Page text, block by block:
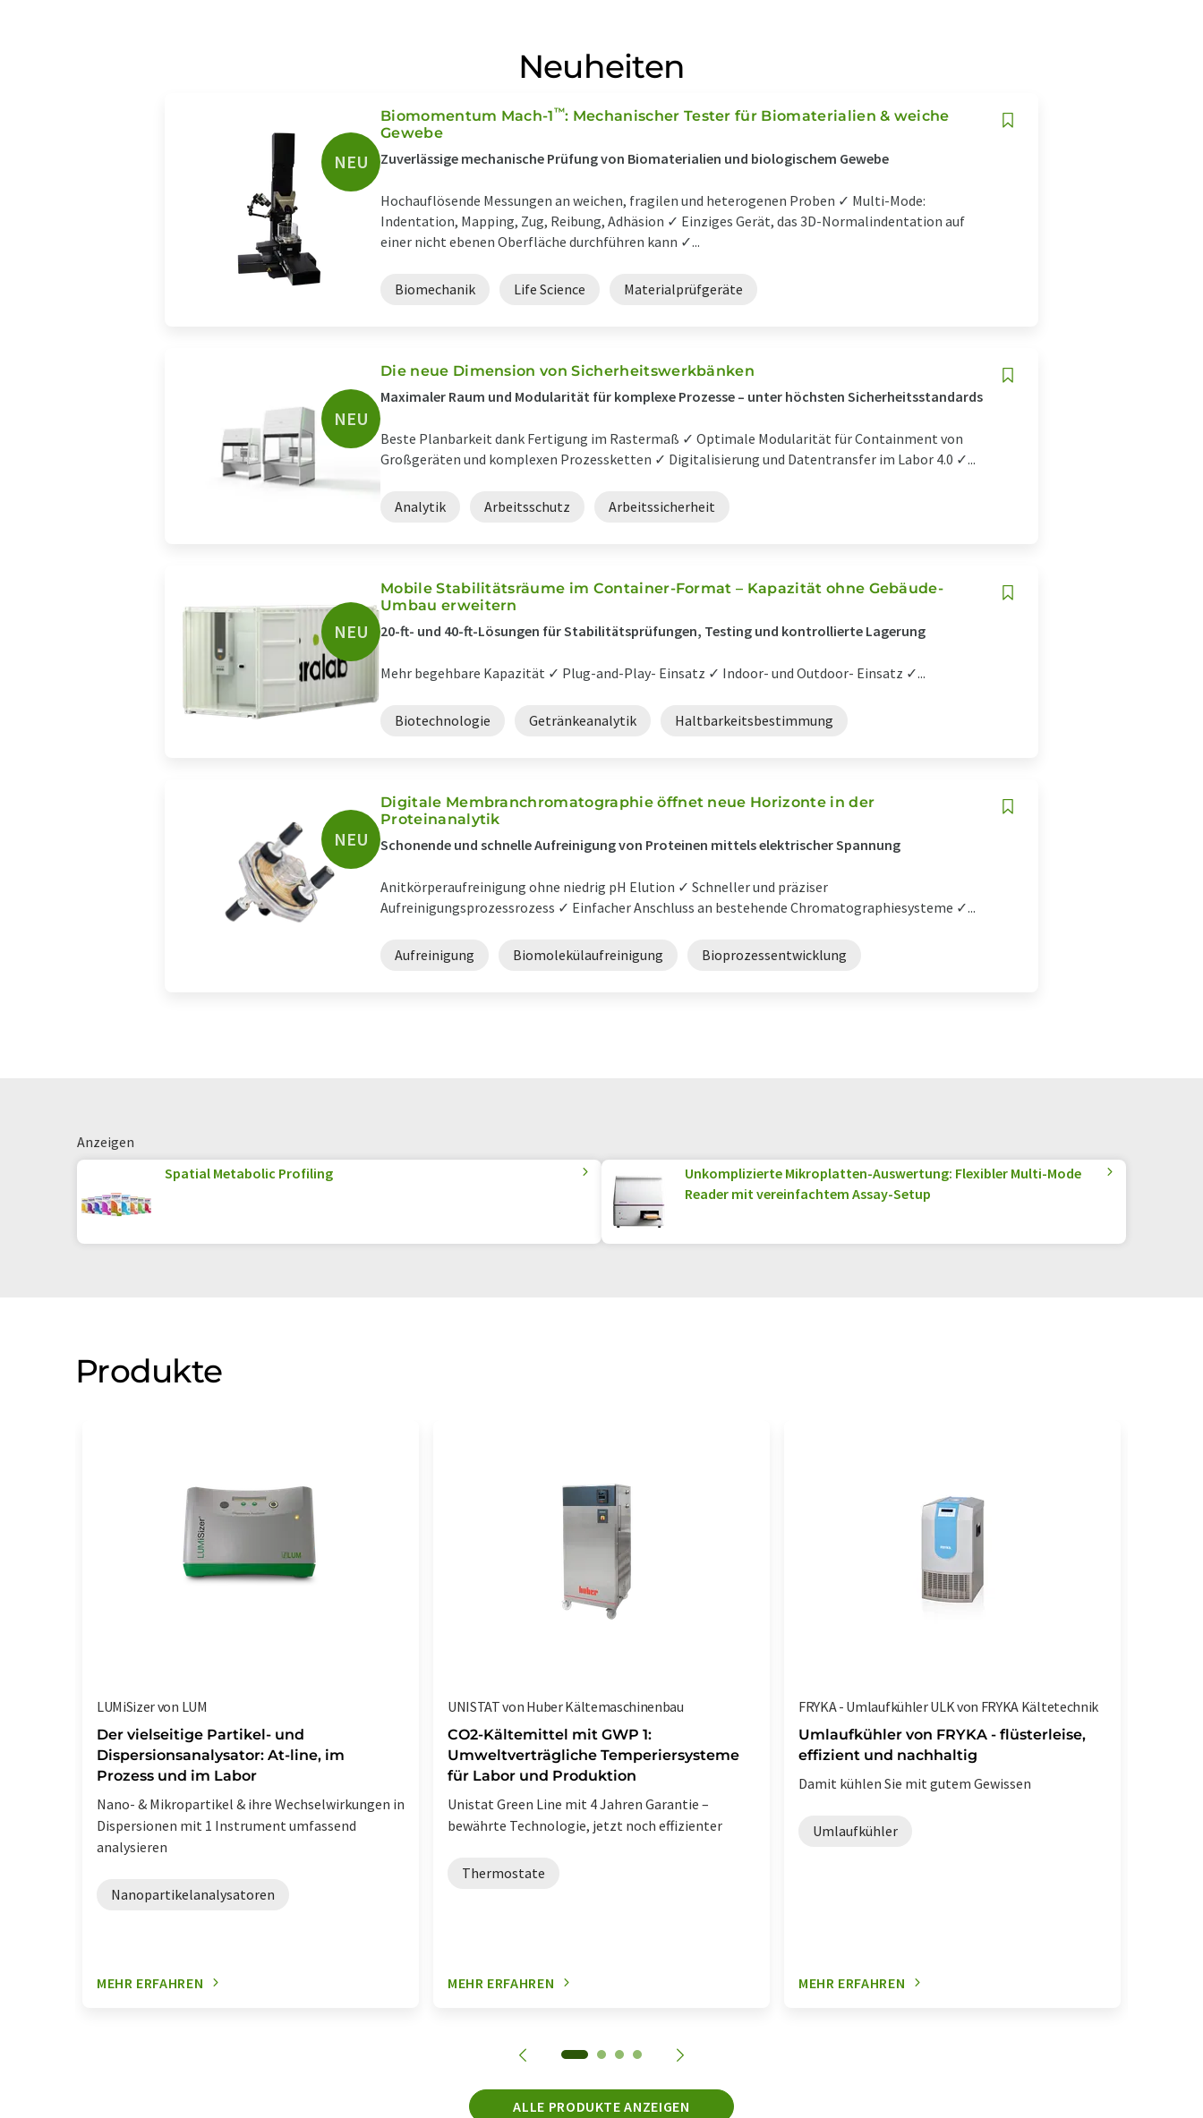
Neuheiten
NEU
Biomomentum Mach-1™: Mechanischer Tester für Biomaterialien & weiche
Gewebe
Zuverlässige mechanische Prüfung von Biomaterialien und biologischem Gewebe
Hochauflösende Messungen an weichen, fragilen und heterogenen Proben ✓ Multi-Mode:
Indentation, Mapping, Zug, Reibung, Adhäsion ✓ Einziges Gerät, das 3D-Normalindentation auf
einer nicht ebenen Oberfläche durchführen kann ✓...
Biomechanik Life Science Materialprüfgeräte
NEU
Die neue Dimension von Sicherheitswerkbänken
Maximaler Raum und Modularität für komplexe Prozesse – unter höchsten Sicherheitsstandards
Beste Planbarkeit dank Fertigung im Rastermaß ✓ Optimale Modularität für Containment von
Großgeräten und komplexen Prozessketten ✓ Digitalisierung und Datentransfer im Labor 4.0 ✓...
Analytik Arbeitsschutz Arbeitssicherheit
NEU
Mobile Stabilitätsräume im Container-Format – Kapazität ohne Gebäude-
Umbau erweitern
20-ft- und 40-ft-Lösungen für Stabilitätsprüfungen, Testing und kontrollierte Lagerung
Mehr begehbare Kapazität ✓ Plug-and-Play- Einsatz ✓ Indoor- und Outdoor- Einsatz ✓...
Biotechnologie Getränkeanalytik Haltbarkeitsbestimmung
NEU
Digitale Membranchromatographie öffnet neue Horizonte in der
Proteinanalytik
Schonende und schnelle Aufreinigung von Proteinen mittels elektrischer Spannung
Anitkörperaufreinigung ohne niedrig pH Elution ✓ Schneller und präziser
Aufreinigungsprozessrozess ✓ Einfacher Anschluss an bestehende Chromatographiesysteme ✓...
Aufreinigung Biomolekülaufreinigung Bioprozessentwicklung
Anzeigen
Spatial Metabolic Profiling
Unkomplizierte Mikroplatten-Auswertung: Flexibler Multi-Mode
Reader mit vereinfachtem Assay-Setup
Produkte
LUMiSizer von LUM
Der vielseitige Partikel- und
Dispersionsanalysator: At-line, im
Prozess und im Labor
Nano- & Mikropartikel & ihre Wechselwirkungen in
Dispersionen mit 1 Instrument umfassend
analysieren
Nanopartikelanalysatoren
MEHR ERFAHREN
UNISTAT von Huber Kältemaschinenbau
CO2-Kältemittel mit GWP 1:
Umweltverträgliche Temperiersysteme
für Labor und Produktion
Unistat Green Line mit 4 Jahren Garantie –
bewährte Technologie, jetzt noch effizienter
Thermostate
MEHR ERFAHREN
FRYKA - Umlaufkühler ULK von FRYKA Kältetechnik
Umlaufkühler von FRYKA - flüsterleise,
effizient und nachhaltig
Damit kühlen Sie mit gutem Gewissen
Umlaufkühler
MEHR ERFAHREN
ALLE PRODUKTE ANZEIGEN